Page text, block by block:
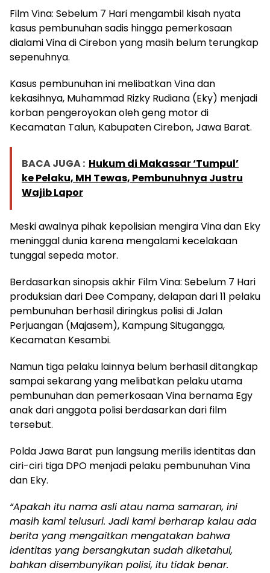
Film Vina: Sebelum 7 Hari mengambil kisah nyata
kasus pembunuhan sadis hingga pemerkosaan
dialami Vina di Cirebon yang masih belum terungkap
sepenuhnya.
Kasus pembunuhan ini melibatkan Vina dan
kekasihnya, Muhammad Rizky Rudiana (Eky) menjadi
korban pengeroyokan oleh geng motor di
Kecamatan Talun, Kabupaten Cirebon, Jawa Barat.
BACA JUGA : Hukum di Makassar ‘Tumpul’
ke Pelaku, MH Tewas, Pembunuhnya Justru
Wajib Lapor
Meski awalnya pihak kepolisian mengira Vina dan Eky
meninggal dunia karena mengalami kecelakaan
tunggal sepeda motor.
Berdasarkan sinopsis akhir Film Vina: Sebelum 7 Hari
produksian dari Dee Company, delapan dari 11 pelaku
pembunuhan berhasil diringkus polisi di Jalan
Perjuangan (Majasem), Kampung Situgangga,
Kecamatan Kesambi.
Namun tiga pelaku lainnya belum berhasil ditangkap
sampai sekarang yang melibatkan pelaku utama
pembunuhan dan pemerkosaan Vina bernama Egy
anak dari anggota polisi berdasarkan dari film
tersebut.
Polda Jawa Barat pun langsung merilis identitas dan
ciri-ciri tiga DPO menjadi pelaku pembunuhan Vina
dan Eky.
“Apakah itu nama asli atau nama samaran, ini
masih kami telusuri. Jadi kami berharap kalau ada
berita yang mengaitkan mengatakan bahwa
identitas yang bersangkutan sudah diketahui,
bahkan disembunyikan polisi, itu tidak benar.